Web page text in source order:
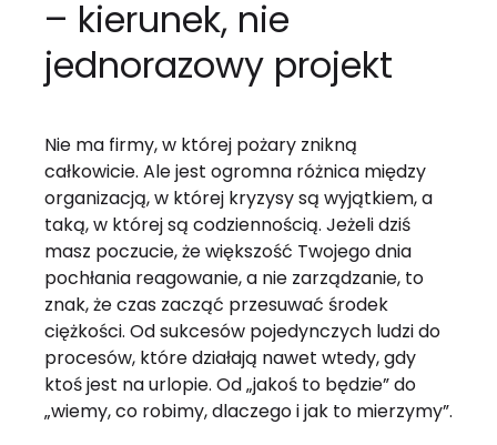
– kierunek, nie
jednorazowy projekt
Nie ma firmy, w której pożary znikną
całkowicie. Ale jest ogromna różnica między
organizacją, w której kryzysy są wyjątkiem, a
taką, w której są codziennością. Jeżeli dziś
masz poczucie, że większość Twojego dnia
pochłania reagowanie, a nie zarządzanie, to
znak, że czas zacząć przesuwać środek
ciężkości. Od sukcesów pojedynczych ludzi do
procesów, które działają nawet wtedy, gdy
ktoś jest na urlopie. Od „jakoś to będzie” do
„wiemy, co robimy, dlaczego i jak to mierzymy”.